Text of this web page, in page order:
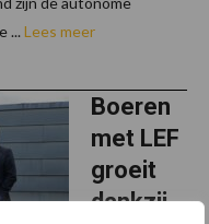
... Lees meer
Boeren
met LEF
groeit
dankzij